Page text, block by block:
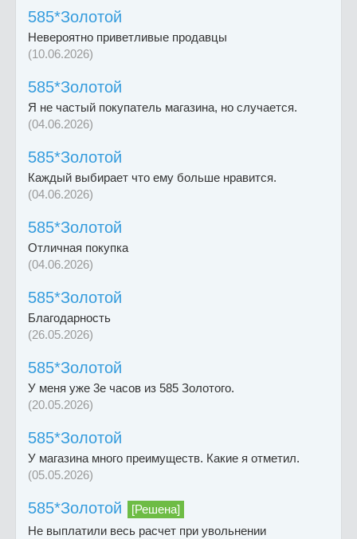
585*Золотой
Невероятно приветливые продавцы
(10.06.2026)
585*Золотой
Я не частый покупатель магазина, но случается.
(04.06.2026)
585*Золотой
Каждый выбирает что ему больше нравится.
(04.06.2026)
585*Золотой
Отличная покупка
(04.06.2026)
585*Золотой
Благодарность
(26.05.2026)
585*Золотой
У меня уже 3е часов из 585 Золотого.
(20.05.2026)
585*Золотой
У магазина много преимуществ. Какие я отметил.
(05.05.2026)
585*Золотой
[Решена]
Не выплатили весь расчет при увольнении